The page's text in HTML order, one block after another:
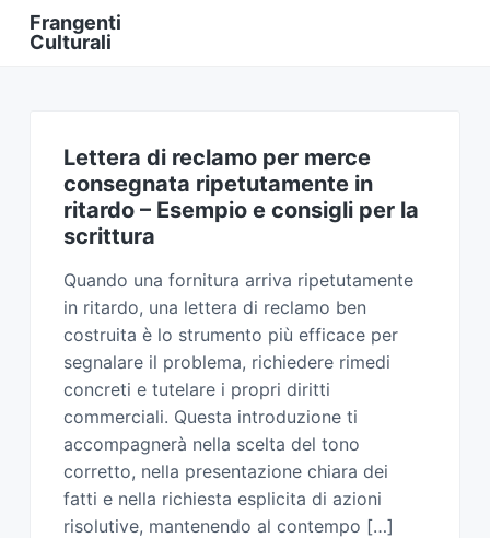
Frangenti
Culturali
Lettera di reclamo per merce
consegnata ripetutamente in
ritardo​ – Esempio e consigli per la
scrittura
Quando una fornitura arriva ripetutamente
in ritardo, una lettera di reclamo ben
costruita è lo strumento più efficace per
segnalare il problema, richiedere rimedi
concreti e tutelare i propri diritti
commerciali. Questa introduzione ti
accompagnerà nella scelta del tono
corretto, nella presentazione chiara dei
fatti e nella richiesta esplicita di azioni
risolutive, mantenendo al contempo […]